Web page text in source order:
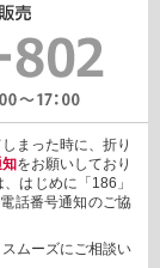
まった時に、折り
をお願いしており
はじめに「186」
話番号通知のご協
ムーズにご相談い